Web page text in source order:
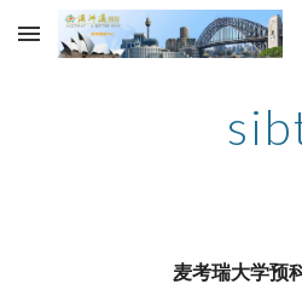
Skip to main content
麦考瑞大学预